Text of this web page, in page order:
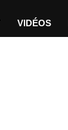
VIDÉOS